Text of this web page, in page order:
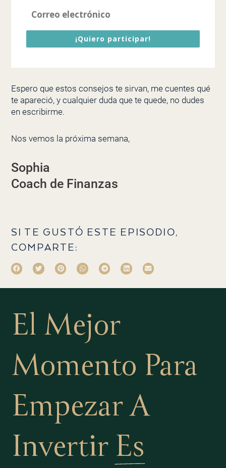
¡Quiero participar!
Espero que estos consejos te sirvan, me cuentes qué
te apareció, y cualquier duda que te quede, no dudes
en escribirme.
Nos vemos la próxima semana,
Sophia
Coach de Finanzas
SI TE GUSTÓ ESTE EPISODIO,
COMPARTE:
El Mejor
Momento Para
Empezar A
Invertir Es